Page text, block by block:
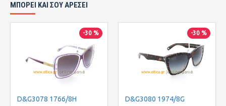
ΜΠΟΡΕΙ ΚΑΙ ΣΟΥ ΑΡΕΣΕΙ
-30 %
D&G3078 1766/8H
-30 %
D&G3080 1974/8G